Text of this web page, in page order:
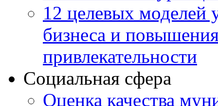
12 целевых моделей
бизнеса и
привлекательности
Социальная сфера
Оценка качества